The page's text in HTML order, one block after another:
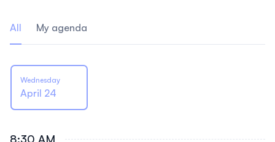
All My agenda
Wednesday
April 24
8:30 AM